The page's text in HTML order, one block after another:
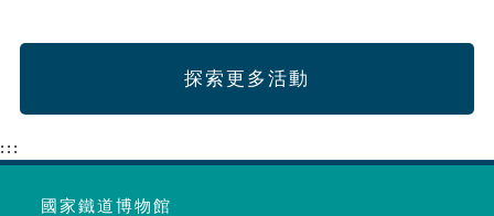
探索更多活動
:::
國家鐵道博物館